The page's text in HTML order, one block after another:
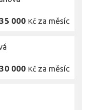
35 000 Kč za měsíc
30 000 Kč za měsíc